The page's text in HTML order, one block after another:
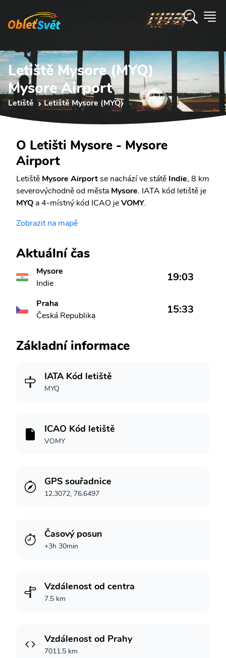
Letiště Mysore (MYQ)
Mysore Airport
Letiště Letiště Mysore (MYQ)
O Letišti Mysore - Mysore
Airport
Letiště Mysore Airportse nachází ve státě Indie, 8 km
severovýchodně od města Mysore. IATA kód letiště je
MYQ a 4-místný kód ICAO jeVOMY.
Zobrazit na mapě
Aktuální čas
Mysore
Indie
19:03
Praha
Česká Republika
15:33
Základní informace
IATA Kód letiště
MYQ
ICAO Kód letiště
VOMY
GPS souřadnice
12.3072, 76.6497
Časový posun
+3h 30min
Vzdálenost od centra
7.5 km
Vzdálenost od Prahy
7011.5 km